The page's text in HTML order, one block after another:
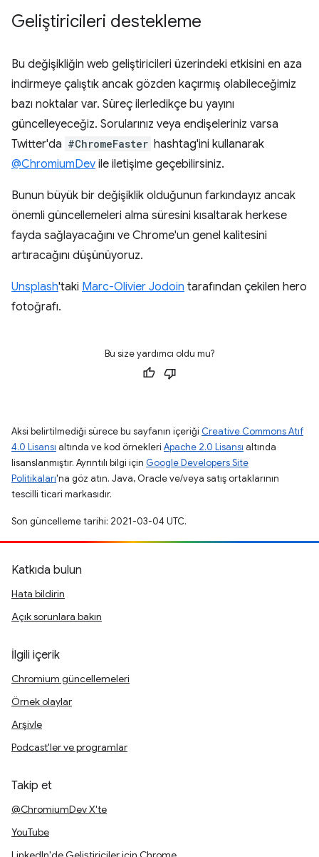
Geliştiricileri destekleme
Bu değişikliğin web geliştiricileri üzerindeki etkisini en aza
indirmeye çalıştık ancak gözden kaçırmış olabileceğimiz
bazı noktalar var. Süreç ilerledikçe bu yayını
güncelleyeceğiz. Sorularınız veya endişeleriniz varsa
Twitter'da #ChromeFaster hashtag'ini kullanarak
@ChromiumDev ile iletişime geçebilirsiniz.
Bunun büyük bir değişiklik olduğunun farkındayız ancak
önemli güncellemeleri alma süresini kısaltarak herkese
fayda sağlayacağını ve Chrome'un genel kalitesini
artıracağını düşünüyoruz.
Unsplash'taki Marc-Olivier Jodoin tarafından çekilen hero
fotoğrafı.
Bu size yardımcı oldu mu?
Aksi belirtilmediği sürece bu sayfanın içeriği Creative Commons Atıf
4.0 Lisansı altında ve kod örnekleri Apache 2.0 Lisansı altında
lisanslanmıştır. Ayrıntılı bilgi için Google Developers Site
Politikaları'na göz atın. Java, Oracle ve/veya satış ortaklarının
tescilli ticari markasıdır.
Son güncelleme tarihi: 2021-03-04 UTC.
Katkıda bulun
Hata bildirin
Açık sorunlara bakın
İlgili içerik
Chromium güncellemeleri
Örnek olaylar
Arşivle
Podcast'ler ve programlar
Takip et
@ChromiumDev X'te
YouTube